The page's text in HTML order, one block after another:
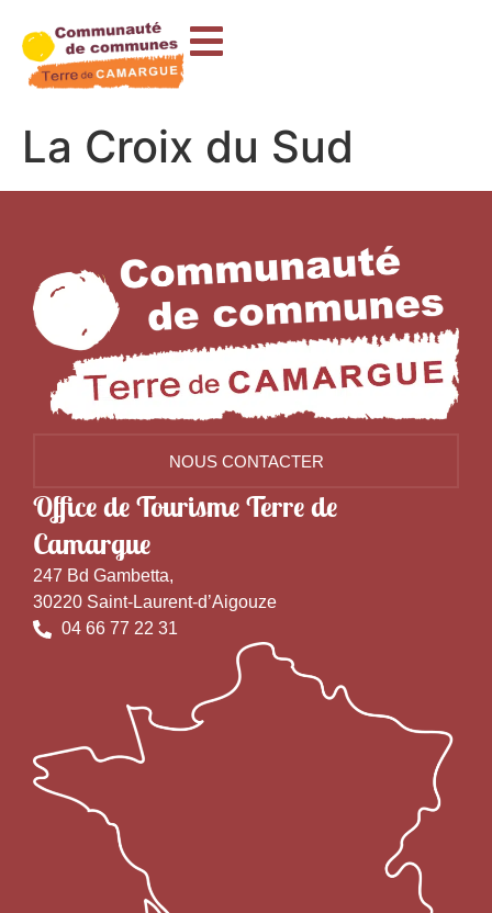
principal
La Croix du Sud
NOUS CONTACTER
Office de Tourisme Terre de
Camargue
247 Bd Gambetta,
30220 Saint-Laurent-d’Aigouze
04 66 77 22 31